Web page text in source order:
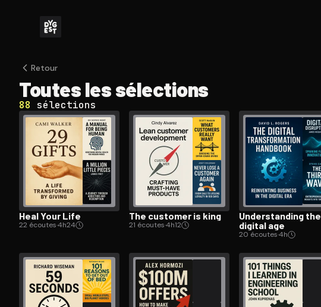
Retour
Toutes les sélections
88 sélections
Heal Your Life
22 écoutes·4h24
The customer is king
21 écoutes·4h12
Un­der­stand­ing the
digital age
20 écoutes·4h